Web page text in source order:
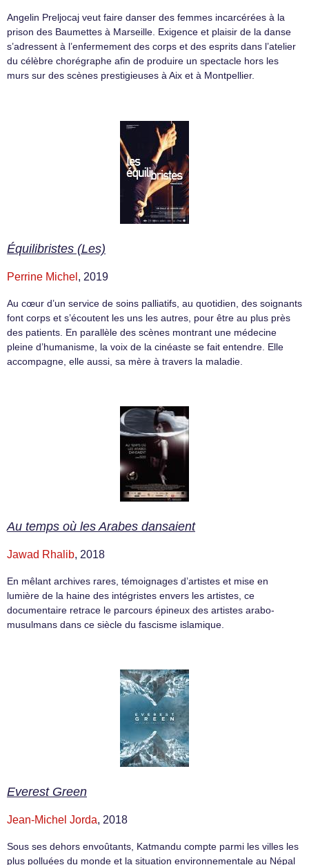
Angelin Preljocaj veut faire danser des femmes incarcérées à la
prison des Baumettes à Marseille. Exigence et plaisir de la danse
s’adressent à l’enfermement des corps et des esprits dans l’atelier
du célèbre chorégraphe afin de produire un spectacle hors les
murs sur des scènes prestigieuses à Aix et à Montpellier.
Équilibristes (Les)
Perrine Michel , 2019
Au cœur d’un service de soins palliatifs, au quotidien, des soignants
font corps et s’écoutent les uns les autres, pour être au plus près
des patients. En parallèle des scènes montrant une médecine
pleine d’humanisme, la voix de la cinéaste se fait entendre. Elle
accompagne, elle aussi, sa mère à travers la maladie.
Au temps où les Arabes dansaient
Jawad Rhalib, 2018
En mêlant archives rares, témoignages d’artistes et mise en
lumière de la haine des intégristes envers les artistes, ce
documentaire retrace le parcours épineux des artistes arabo-
musulmans dans ce siècle du fascisme islamique.
Everest Green
Jean-Michel Jorda, 2018
Sous ses dehors envoûtants, Katmandu compte parmi les villes les
plus polluées du monde et la situation environnementale au Népal